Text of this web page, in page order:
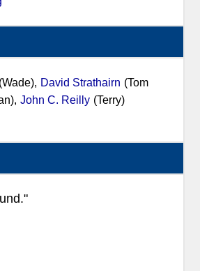
(Wade), David Strathairn (Tom
John C. Reilly (Terry)